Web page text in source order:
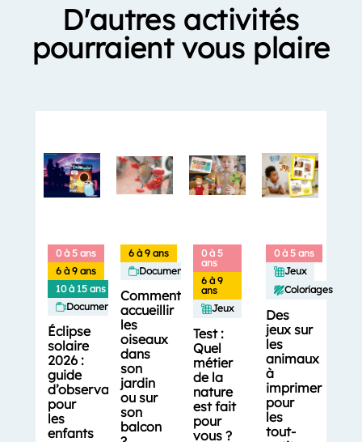
D'autres activités
pourraient vous plaire
0 à 5 ans
6 à 9 ans
10 à 15 ans
Documentaires
Éclipse
solaire
2026 :
guide
d’observation
pour
les
enfants
6 à 9 ans
Documentaires
Comment
accueillir
les
oiseaux
dans
son
jardin
ou sur
son
balcon
0 à 5
ans
6 à 9
ans
Jeux
Test :
Quel
métier
de la
nature
est fait
pour
vous ?
0 à 5 ans
Jeux
Coloriages
Des
jeux sur
les
animaux
à
imprimer
pour
les
tout-